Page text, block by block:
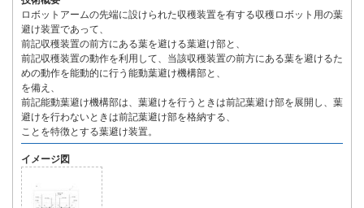
ロボットアームの先端に設けられた収穫装置を有する収穫ロボット用の葉
避け装置であって、
前記収穫装置の前方にある葉を避ける葉避け部と、
前記収穫装置の動作を利用して、当該収穫装置の前方にある葉を避けるた
めの動作を能動的に行う能動葉避け機構部と、
を備え、
前記能動葉避け機構部は、葉避けを行うときは前記葉避け部を展開し、葉
避けを行わないときは前記葉避け部を格納する、
ことを特徴とする葉避け装置。
イメージ図